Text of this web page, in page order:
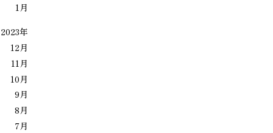
1月
2023年
12月
11月
10月
9月
8月
7月